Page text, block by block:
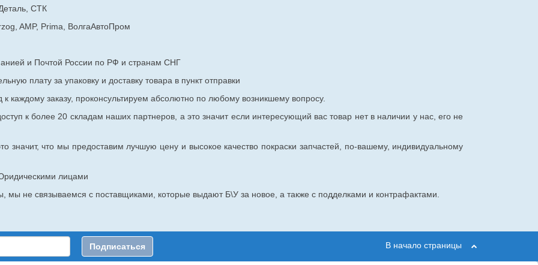
СТК
AMP, Prima, ВолгаАвтоПром
и Почтой России по РФ и странам СНГ
плату за упаковку и доставку товара в пункт отправки
заказу, проконсультируем абсолютно по любому возникшему вопросу.
к более 20 складам наших партнеров, а это значит если интересующий вас товар нет в наличии у нас, его не
что мы предоставим лучшую цену и высокое качество покраски запчастей, по-вашему, индивидуальному
лицами
мы не связываемся с поставщиками, которые выдают Б\У за новое, а также с подделками и контрафактами.
Подписаться В начало страницы